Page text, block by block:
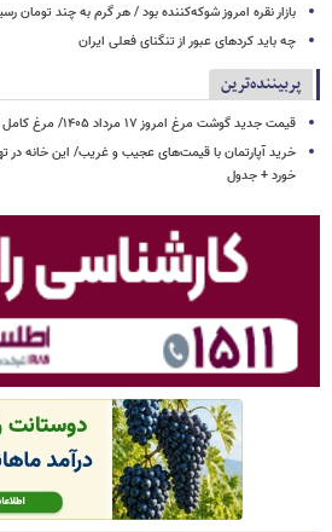
بازار نقره امروز شوکه‌کننده بود / هر گرم به چند تومان
چه باید کردهای عبور از تنگنای فعلی ایران
پربیننده‌ترین
قیمت جدید گوشت مرغ امروز ۱۷ مرداد ۱۴۰۵/ مرغ کامل کیلویی چند شد؟ + جدول
خورد + جدول